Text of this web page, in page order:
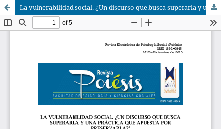
La vulnerabilidad social. ¿Un discurso que busca superarla y una práctica que apuesta por preservarla?